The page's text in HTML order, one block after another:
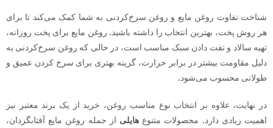
شناخت تفاوت روغن مایع و روغن سرخ‌کردنی به شما کمک می‌کند تا برای
هر روش پخت، بهترین انتخاب را داشته باشید. روغن مایع برای پخت روزانه،
تهیه سالاد و تفت دادن سبک مناسب است، در حالی که روغن سرخ‌کردنی به
دلیل مقاومت بیشتر در برابر حرارت، گزینه بهتری برای سرخ کردن عمیق و
طولانی محسوب می‌شود.
در نهایت، علاوه بر انتخاب نوع مناسب روغن، خرید از یک برند معتبر نیز
اهمیت زیادی دارد. محصولات متنوع هایلی از جمله روغن مایع آفتابگردان،